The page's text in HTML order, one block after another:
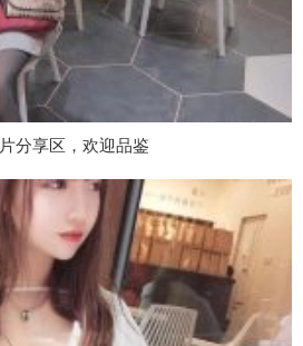
分享区，欢迎品鉴